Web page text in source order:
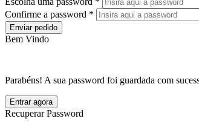
Confirme a password *
Enviar pedido
Bem Vindo
Parabéns! A sua password foi guardada com
Entrar agora
Recuperar Password